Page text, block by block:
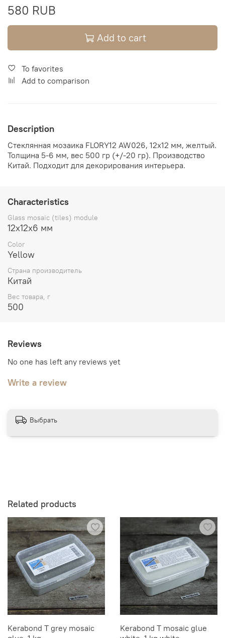
580 RUB
Add to cart
To favorites
Add to comparison
Description
Стеклянная мозаика FLORY12 AW026, 12х12 мм, желтый.
Толщина 5-6 мм, вес 500 гр (+/-20 гр). Производство
Китай. Подходит для декорирования интерьера.
Characteristics
Glass mosaic (tiles) module
12х12х6 мм
Color
Yellow
Страна производитель
Китай
Вес товара, г
500
Reviews
No one has left any reviews yet
Write a review
Выбрать
Related products
Kerabond T grey mosaic
Kerabond T mosaic glue